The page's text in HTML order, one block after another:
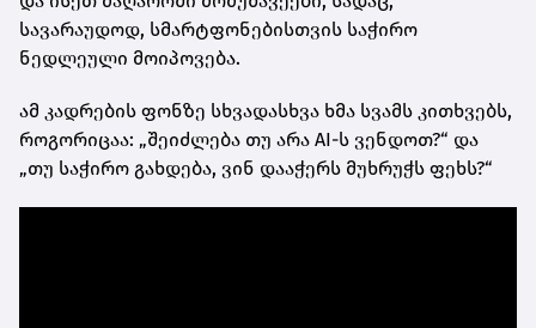
სავარაუდოდ, სმარტფონებისთვის საჭირო
ნედლეული მოიპოვება.
ამ კადრების ფონზე სხვადასხვა ხმა სვამს კითხვებს,
როგორიცაა: „შეიძლება თუ არა AI-ს ვენდოთ?“ და
„თუ საჭირო გახდება, ვინ დააჭერს მუხრუჭს ფეხს?“